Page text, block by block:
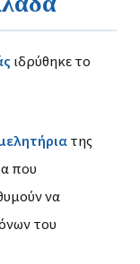
ιδρύθηκε το
της
που
να
του